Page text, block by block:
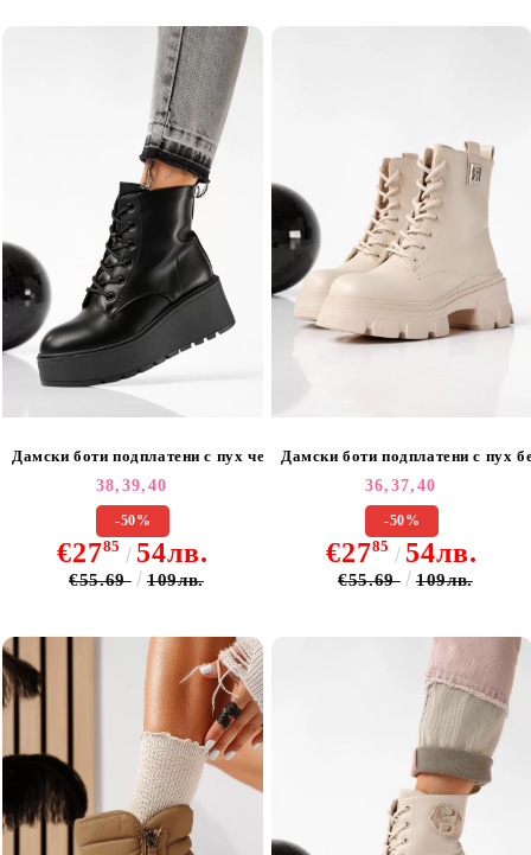
Дамски боти подплатени с пух черни от еко кожа Lorelai #22667
38, 39, 40
-50%
€2785 54лв.
€55.69 109лв.
Дамски боти подплатени с пух
36, 37, 40
-50%
€2785 54лв.
€55.69 109лв.